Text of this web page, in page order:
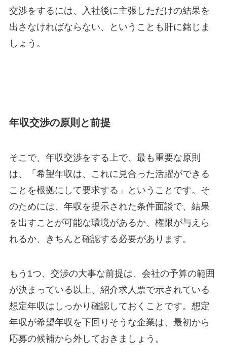
交渉をするには、入社後に主張しただけの結果を
出さなければならない、ということも肝に銘じま
しょう。
年収交渉の原則と前提
そこで、年収交渉をする上で、最も重要な原則
は、「希望年収は、これに見合った活躍ができる
ことを根拠にして要求する」ということです。そ
のためには、年収を提示された条件面談で、結果
を出すことが可能な環境があるか、権限が与えら
れるか、きちんと確認する必要があります。
もう1つ、交渉の大事な前提は、会社の予算の範囲
が決まっている以上、紹介求人票で示されている
想定年収はしっかり確認しておくことです。想定
年収が希望年収を下回りそうな企業は、最初から
応募の候補から外しておきましょう。